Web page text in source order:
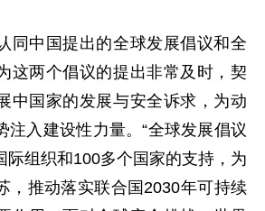
中国提出的全球发展倡议和全
这两个倡议的提出非常及时，契
中国家的发展与安全诉求，为动
注入建设性力量。“全球发展倡议
际组织和100多个国家的支持，为
，推动落实联合国2030年可持续